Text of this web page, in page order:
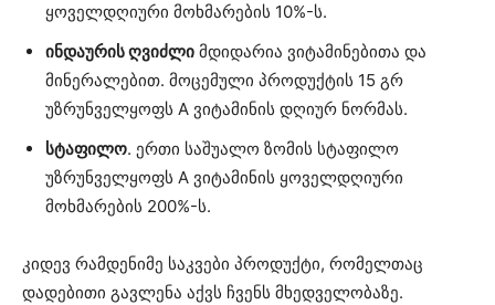
ყოველდღიური მოხმარების 10%-ს.
ინდაურის ღვიძლი მდიდარია ვიტამინებითა და
მინერალებით. მოცემული პროდუქტის 15 გრ
უზრუნველყოფს A ვიტამინის დღიურ ნორმას.
სტაფილო. ერთი საშუალო ზომის სტაფილო
უზრუნველყოფს A ვიტამინის ყოველდღიური
მოხმარების 200%-ს.
კიდევ რამდენიმე საკვები პროდუქტი, რომელთაც
დადებითი გავლენა აქვს ჩვენს მხედველობაზე.